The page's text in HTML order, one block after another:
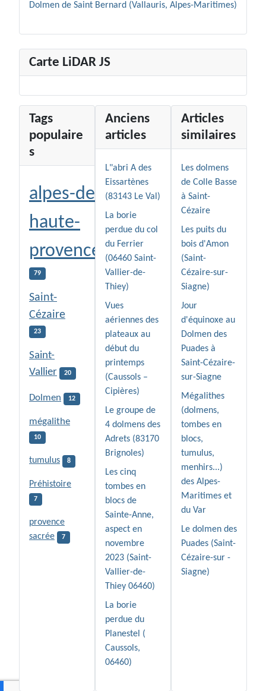
Dolmen de Saint Bernard (Vallauris, Alpes-Maritimes)
Carte LiDAR JS
Tags
populaire
s
alpes-de-
haute-
provence
79
Saint-
Cézaire
23
Saint-
Vallier
20
Dolmen 12
mégalithe
10
tumulus 8
Préhistoire
7
provence
sacrée
7
Anciens
articles
L"abri A des
Eissartènes
(83143 Le Val)
La borie
perdue du col
du Ferrier
(06460 Saint-
Vallier-de-
Thiey)
Vues
aériennes des
plateaux au
début du
printemps
(Caussols –
Cipières)
Le groupe de
4 dolmens des
Adrets (83170
Brignoles)
Les cinq
tombes en
blocs de
Sainte-Anne,
aspect en
novembre
2023 (Saint-
Vallier-de-
Thiey 06460)
La borie
perdue du
Planestel (
Caussols,
06460)
Articles
similaires
Les dolmens
de Colle Basse
à Saint-
Cézaire
Les puits du
bois d'Amon
(Saint-
Cézaire-sur-
Siagne)
Jour
d'équinoxe au
Dolmen des
Puades à
Saint-Cézaire-
sur-Siagne
Mégalithes
(dolmens,
tombes en
blocs,
tumulus,
menhirs...)
des Alpes-
Maritimes et
du Var
Le dolmen des
Puades (Saint-
Cézaire-sur -
Siagne)